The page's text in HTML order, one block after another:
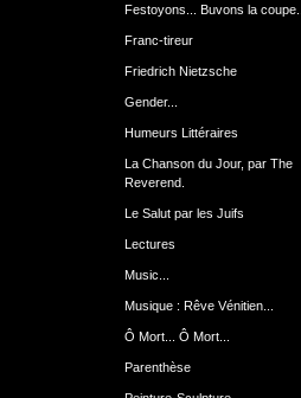
Festoyons... Buvons la coupe...
Franc-tireur
Friedrich Nietzsche
Gender...
Humeurs Littéraires
La Chanson du Jour, par The
Reverend.
Le Salut par les Juifs
Lectures
Music...
Musique : Rêve Vénitien...
Ô Mort... Ô Mort...
Parenthèse